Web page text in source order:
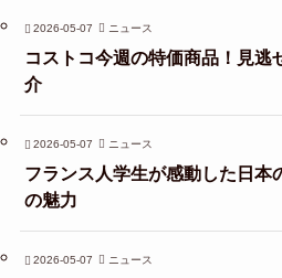
2026-05-07 ニュース
コストコ今週の特価商品！見逃
介
2026-05-07 ニュース
フランス人学生が感動した日本
の魅力
2026-05-07 ニュース